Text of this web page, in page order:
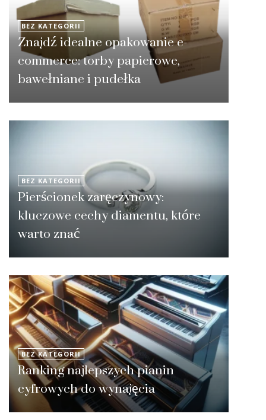
BEZ KATEGORII
Znajdź idealne opakowanie e-
commerce: torby papierowe,
bawełniane i pudełka
BEZ KATEGORII
Pierścionek zaręczynowy:
kluczowe cechy diamentu, które
warto znać
BEZ KATEGORII
Ranking najlepszych pianin
cyfrowych do wynajęcia